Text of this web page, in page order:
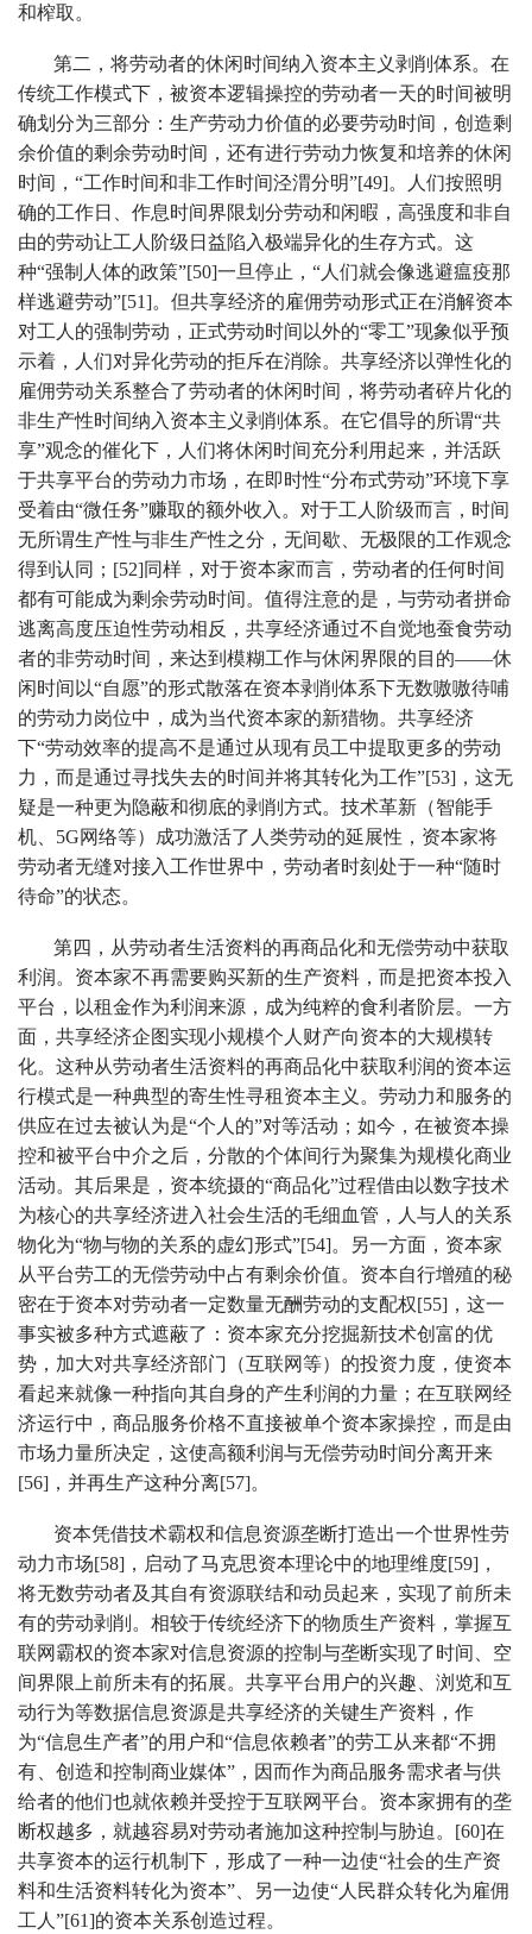
和榨取。
第二，将劳动者的休闲时间纳入资本主义剥削体系。在
传统工作模式下，被资本逻辑操控的劳动者一天的时间被明
确划分为三部分：生产劳动力价值的必要劳动时间，创造剩
余价值的剩余劳动时间，还有进行劳动力恢复和培养的休闲
时间，“工作时间和非工作时间泾渭分明”[49]。人们按照明
确的工作日、作息时间界限划分劳动和闲暇，高强度和非自
由的劳动让工人阶级日益陷入极端异化的生存方式。这
种“强制人体的政策”[50]一旦停止，“人们就会像逃避瘟疫那
样逃避劳动”[51]。但共享经济的雇佣劳动形式正在消解资本
对工人的强制劳动，正式劳动时间以外的“零工”现象似乎预
示着，人们对异化劳动的拒斥在消除。共享经济以弹性化的
雇佣劳动关系整合了劳动者的休闲时间，将劳动者碎片化的
非生产性时间纳入资本主义剥削体系。在它倡导的所谓“共
享”观念的催化下，人们将休闲时间充分利用起来，并活跃
于共享平台的劳动力市场，在即时性“分布式劳动”环境下享
受着由“微任务”赚取的额外收入。对于工人阶级而言，时间
无所谓生产性与非生产性之分，无间歇、无极限的工作观念
得到认同；[52]同样，对于资本家而言，劳动者的任何时间
都有可能成为剩余劳动时间。值得注意的是，与劳动者拼命
逃离高度压迫性劳动相反，共享经济通过不自觉地蚕食劳动
者的非劳动时间，来达到模糊工作与休闲界限的目的——休
闲时间以“自愿”的形式散落在资本剥削体系下无数嗷嗷待哺
的劳动力岗位中，成为当代资本家的新猎物。共享经济
下“劳动效率的提高不是通过从现有员工中提取更多的劳动
力，而是通过寻找失去的时间并将其转化为工作”[53]，这无
疑是一种更为隐蔽和彻底的剥削方式。技术革新（智能手
机、5G网络等）成功激活了人类劳动的延展性，资本家将
劳动者无缝对接入工作世界中，劳动者时刻处于一种“随时
待命”的状态。
第四，从劳动者生活资料的再商品化和无偿劳动中获取
利润。资本家不再需要购买新的生产资料，而是把资本投入
平台，以租金作为利润来源，成为纯粹的食利者阶层。一方
面，共享经济企图实现小规模个人财产向资本的大规模转
化。这种从劳动者生活资料的再商品化中获取利润的资本运
行模式是一种典型的寄生性寻租资本主义。劳动力和服务的
供应在过去被认为是“个人的”对等活动；如今，在被资本操
控和被平台中介之后，分散的个体间行为聚集为规模化商业
活动。其后果是，资本统摄的“商品化”过程借由以数字技术
为核心的共享经济进入社会生活的毛细血管，人与人的关系
物化为“物与物的关系的虚幻形式”[54]。另一方面，资本家
从平台劳工的无偿劳动中占有剩余价值。资本自行增殖的秘
密在于资本对劳动者一定数量无酬劳动的支配权[55]，这一
事实被多种方式遮蔽了：资本家充分挖掘新技术创富的优
势，加大对共享经济部门（互联网等）的投资力度，使资本
看起来就像一种指向其自身的产生利润的力量；在互联网经
济运行中，商品服务价格不直接被单个资本家操控，而是由
市场力量所决定，这使高额利润与无偿劳动时间分离开来
[56]，并再生产这种分离[57]。
资本凭借技术霸权和信息资源垄断打造出一个世界性劳
动力市场[58]，启动了马克思资本理论中的地理维度[59]，
将无数劳动者及其自有资源联结和动员起来，实现了前所未
有的劳动剥削。相较于传统经济下的物质生产资料，掌握互
联网霸权的资本家对信息资源的控制与垄断实现了时间、空
间界限上前所未有的拓展。共享平台用户的兴趣、浏览和互
动行为等数据信息资源是共享经济的关键生产资料，作
为“信息生产者”的用户和“信息依赖者”的劳工从来都“不拥
有、创造和控制商业媒体”，因而作为商品服务需求者与供
给者的他们也就依赖并受控于互联网平台。资本家拥有的垄
断权越多，就越容易对劳动者施加这种控制与胁迫。[60]在
共享资本的运行机制下，形成了一种一边使“社会的生产资
料和生活资料转化为资本”、另一边使“人民群众转化为雇佣
工人”[61]的资本关系创造过程。